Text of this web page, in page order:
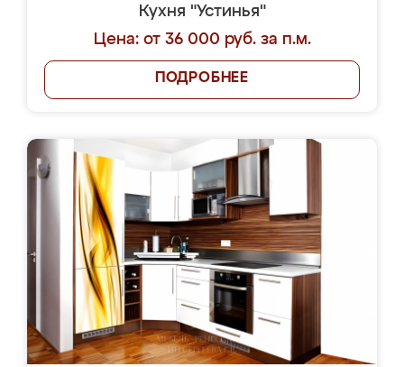
Кухня "Устинья"
Цена: от 36 000 руб. за п.м.
ПОДРОБНЕЕ